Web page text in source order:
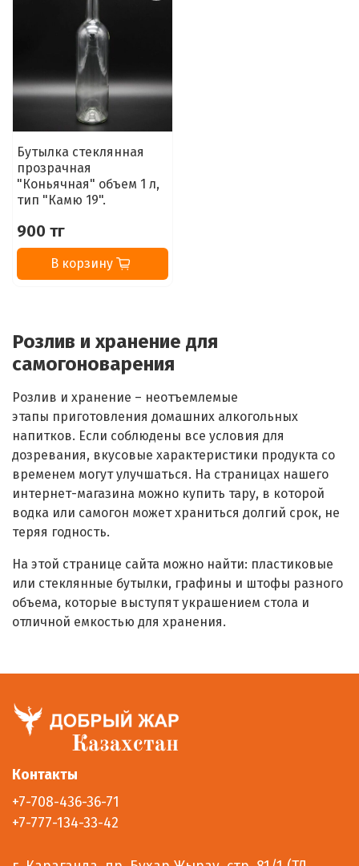
Бутылка стеклянная
прозрачная
"Коньячная" объем 1 л,
тип "Камю 19".
900 тг
В корзину
Розлив и хранение для
самогоноварения
Розлив и хранение – неотъемлемые
этапы приготовления домашних алкогольных
напитков. Если соблюдены все условия для
дозревания, вкусовые характеристики продукта со
временем могут улучшаться. На страницах нашего
интернет-магазина можно купить тару, в которой
водка или самогон может храниться долгий срок, не
теряя годность.
На этой странице сайта можно найти: пластиковые
или стеклянные бутылки, графины и штофы разного
объема, которые выступят украшением стола и
отличной емкостью для хранения.
Контакты
+7-708-436-36-71
+7-777-134-33-42